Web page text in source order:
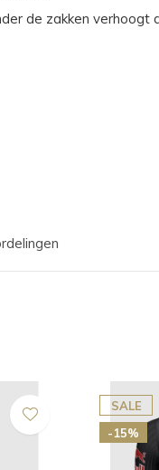
de zakken
SALE
-15%